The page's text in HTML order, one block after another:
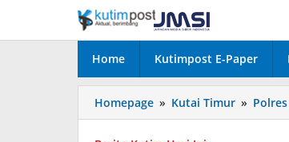
konten
Home Kutimpost E-Paper
Homepage » Kutai Timur »